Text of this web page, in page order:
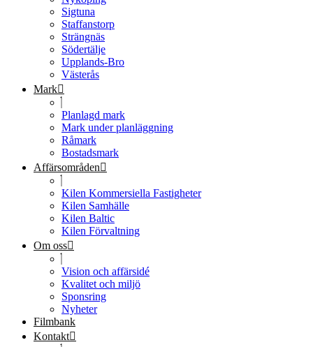
Sigtuna
Staffanstorp
Strängnäs
Södertälje
Upplands-Bro
Västerås
Mark
Planlagd mark
Mark under planläggning
Råmark
Bostadsmark
Affärsområden
Kilen Kommersiella Fastigheter
Kilen Samhälle
Kilen Baltic
Kilen Förvaltning
Om oss
Vision och affärsidé
Kvalitet och miljö
Sponsring
Nyheter
Filmbank
Kontakt